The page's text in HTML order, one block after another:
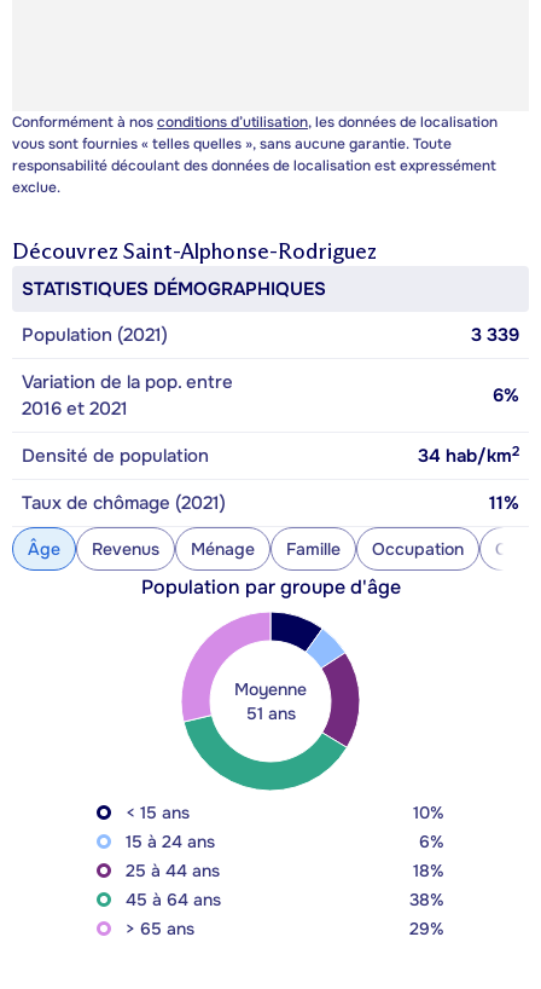
Conformément à nosconditions d’utilisation, les données de localisation
vous sont fournies « telles quelles », sans aucune garantie. Toute
responsabilité découlant des données de localisation est expressément
exclue.
Découvrez Saint-Alphonse-Rodriguez
STATISTIQUES DÉMOGRAPHIQUES
Population (2021)
3 339
Variation de la pop. entre
2016 et 2021
6%
Densité de population 34 hab/km2
Taux de chômage (2021) 11%
Âge Revenus Ménage Famille Occupation
Population par groupe d'âge
Moyenne
51 ans
< 15 ans
10%
15 à 24 ans
6%
25 à 44 ans
18%
45 à 64 ans
38%
> 65 ans
29%